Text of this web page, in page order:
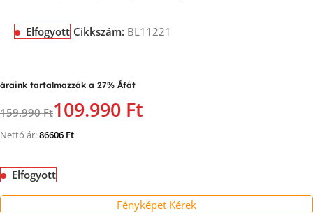
Elfogyott Cikkszám: BL11221
áraink tartalmazzák a 27% Áfát
159.990 Ft109.990 Ft
Nettó ár:86606 Ft
Elfogyott
Fényképet Kérek